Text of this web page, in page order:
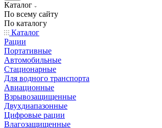
Каталог
По всему сайту
По каталогу
Каталог
Рации
Портативные
Автомобильные
Стационарные
Для водного транспорта
Авиационные
Взрывозащищенные
Двухдиапазонные
Цифровые рации
Влагозащищенные